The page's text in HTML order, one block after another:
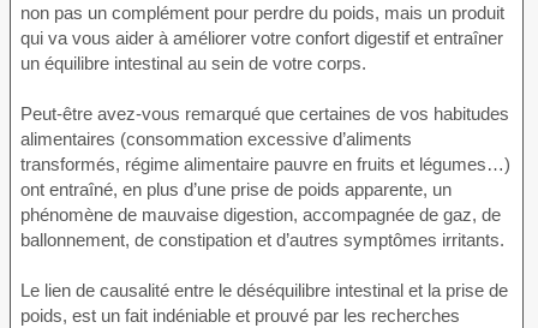
non pas un complément pour perdre du poids, mais un produit
qui va vous aider à améliorer votre confort digestif et entraîner
un équilibre intestinal au sein de votre corps.
Peut-être avez-vous remarqué que certaines de vos habitudes
alimentaires (consommation excessive d’aliments
transformés, régime alimentaire pauvre en fruits et légumes…)
ont entraîné, en plus d’une prise de poids apparente, un
phénomène de mauvaise digestion, accompagnée de gaz, de
ballonnement, de constipation et d’autres symptômes irritants.
Le lien de causalité entre le déséquilibre intestinal et la prise de
poids, est un fait indéniable et prouvé par les recherches